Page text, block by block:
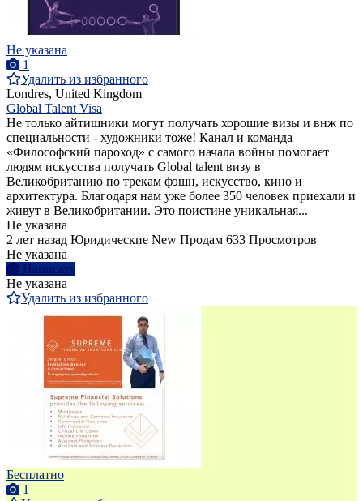
Не указана
1
Удалить из избранного
Londres, United Kingdom
Global Talent Visa
Не только айтишники могут получать хорошие визы и внж по
специальности - художники тоже! Канал и команда
«Философский пароход» с самого начала войны помогает
людям искусства получать Global talent визу в
Великобританию по трекам фэшн, искусство, кино и
архитектура. Благодаря нам уже более 350 человек приехали и
живут в Великобритании. Это поистине уникальная...
Не указана
2 лет назад Юридические New Продам 633 Просмотров
Не указана
Написать
Не указана
Удалить из избранного
Бесплатно
1